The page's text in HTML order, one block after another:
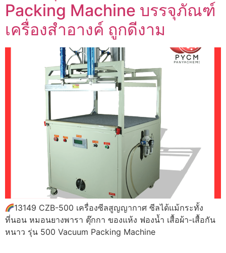
Packing Machine บรรจุภัณฑ์
เครื่องสำอางค์ ถูกดีงาม
13149 CZB-500 เครื่องซีลสูญญากาศ ซีลได้แม้กระทั้ง
ที่นอน หมอนยางพารา ตุ๊กกา ของแห้ง ฟองน้ำ เสื้อผ้า-เสื้อกัน
หนาว รุ่น 500 Vacuum Packing Machine